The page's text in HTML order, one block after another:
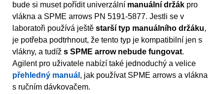
bude si muset pořídit univerzální manuální držák pro
vlákna a SPME arrows PN 5191-5877. Jestli se v
laboratoři používá ještě starší typ manuálního držáku,
je potřeba podtrhnout, že tento typ je kompatibilní jen s
vlákny, a tudíž s SPME arrow nebude fungovat.
Agilent pro uživatele nabízí také jednoduchý a velice
přehledný manuál , jak používat SPME arrows a vlákna
s ručním dávkovačem.